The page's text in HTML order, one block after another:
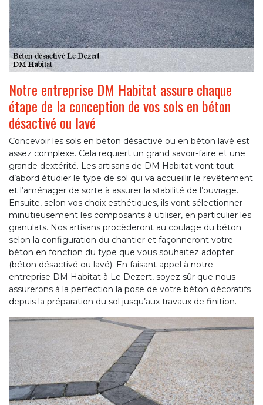
Notre entreprise DM Habitat assure chaque
étape de la conception de vos sols en béton
désactivé ou lavé
Concevoir les sols en béton désactivé ou en béton lavé est
assez complexe. Cela requiert un grand savoir-faire et une
grande dextérité. Les artisans de DM Habitat vont tout
d’abord étudier le type de sol qui va accueillir le revêtement
et l’aménager de sorte à assurer la stabilité de l’ouvrage.
Ensuite, selon vos choix esthétiques, ils vont sélectionner
minutieusement les composants à utiliser, en particulier les
granulats. Nos artisans procèderont au coulage du béton
selon la configuration du chantier et façonneront votre
béton en fonction du type que vous souhaitez adopter
(béton désactivé ou lavé). En faisant appel à notre
entreprise DM Habitat à Le Dezert, soyez sûr que nous
assurerons à la perfection la pose de votre béton décoratifs
depuis la préparation du sol jusqu’aux travaux de finition.